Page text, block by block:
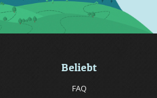
Beliebt
FAQ